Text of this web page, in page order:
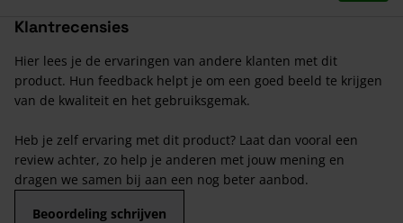
Klantrecensies
Hier lees je de ervaringen van andere klanten met dit
product. Hun feedback helpt je om een goed beeld te krijgen
van de kwaliteit en het gebruiksgemak.
Heb je zelf ervaring met dit product? Laat dan vooral een
review achter, zo help je anderen met jouw mening en
dragen we samen bij aan een nog beter aanbod.
Beoordeling schrijven